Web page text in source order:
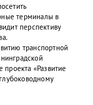
терминалы в
перспективу
транспортной
проекта «Развитие